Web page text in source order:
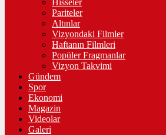
Hisseler
Pariteler
Altınlar
Vizyondaki Filmler
Haftanın Filmleri
Popüler Fragmanlar
Vizyon Takvimi
Gündem
Spor
Ekonomi
Magazin
Videolar
Galeri